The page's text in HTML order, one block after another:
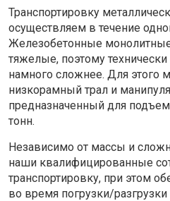
Транспортировку
осуществляем в течение
Железобетонные
тяжелые, поэтому
намного сложнее. Для этого
низкорамный трал и
предназначенный для
тонн.
Независимо от массы и
наши квалифицированные
транспортировку, при этом
во время погрузки/